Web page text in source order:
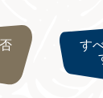
ヌイコールセン
す